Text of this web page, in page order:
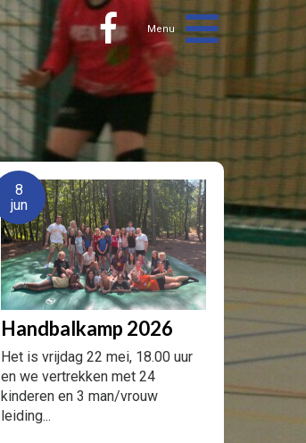
8
jun
Handbalkamp 2026
Het is vrijdag 22 mei, 18.00 uur
en we vertrekken met 24
kinderen en 3 man/vrouw
leiding...